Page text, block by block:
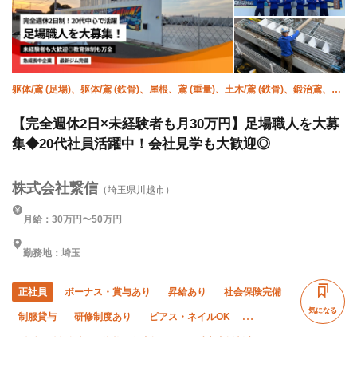
躯体/鳶 (足場)、躯体/鳶 (鉄骨)、屋根、鳶 (重量)、土木/鳶 (鉄骨)、鍛治鳶、橋
【完全週休2日×未経験者も月30万円】足場職人を大募
集◆20代社員活躍中！会社見学も大歓迎◎
株式会社繋信 （埼玉県川越市）
月給：30万円〜50万円
勤務地：埼玉
正社員 ボーナス・賞与あり 昇給あり 社会保険完備
制服貸与 研修制度あり ピアス・ネイルOK
気になる